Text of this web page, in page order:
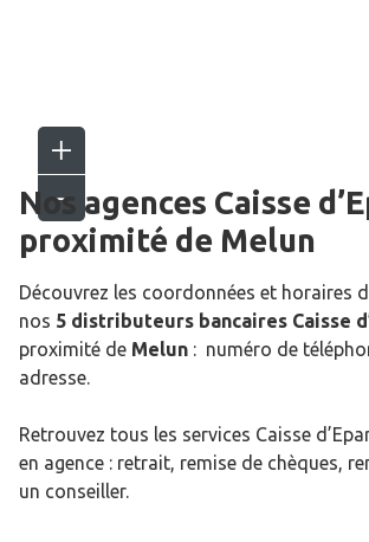
Nos agences Caisse
proximité de Melun
Découvrez les coordonnées et horaires
nos 5 distributeurs bancaires Caisse
proximité de Melun : numéro de
adresse.
Retrouvez tous les services Caisse
en agence : retrait, remise de chèques,
un conseiller.